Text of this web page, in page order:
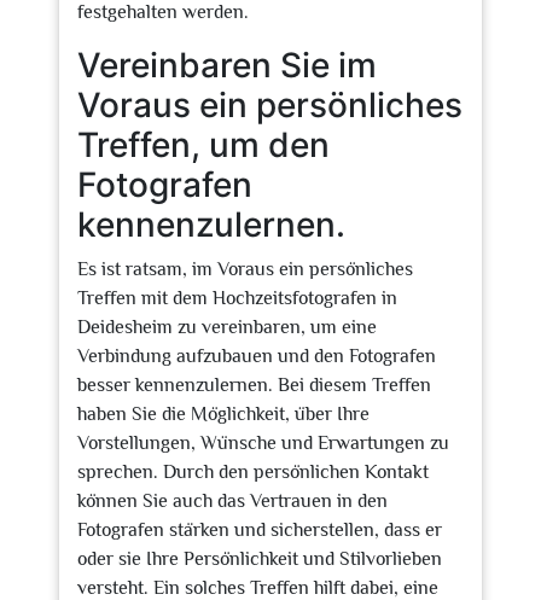
festgehalten werden.
Vereinbaren Sie im
Voraus ein persönliches
Treffen, um den
Fotografen
kennenzulernen.
Es ist ratsam, im Voraus ein persönliches
Treffen mit dem Hochzeitsfotografen in
Deidesheim zu vereinbaren, um eine
Verbindung aufzubauen und den Fotografen
besser kennenzulernen. Bei diesem Treffen
haben Sie die Möglichkeit, über Ihre
Vorstellungen, Wünsche und Erwartungen zu
sprechen. Durch den persönlichen Kontakt
können Sie auch das Vertrauen in den
Fotografen stärken und sicherstellen, dass er
oder sie Ihre Persönlichkeit und Stilvorlieben
versteht. Ein solches Treffen hilft dabei, eine